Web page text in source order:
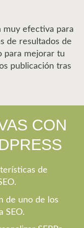
muy efectiva para
de resultados de
para mejorar tu
publicación tras
CON
de
de uno de los
SEO.